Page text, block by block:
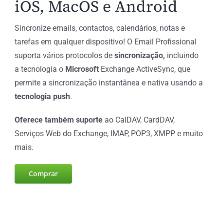
iOS, MacOS e Android
Sincronize emails, contactos, calendários, notas e
tarefas em qualquer dispositivo! O Email Profissional
suporta vários protocolos desincronização, incluindo
a tecnologia o MicrosoftExchange ActiveSync, que
permite a sincronização instantânea e nativa usando a
tecnologia push.
Oferece também suporteao CalDAV, CardDAV,
Serviços Web do Exchange, IMAP, POP3, XMPP e muito
mais.
Comprar